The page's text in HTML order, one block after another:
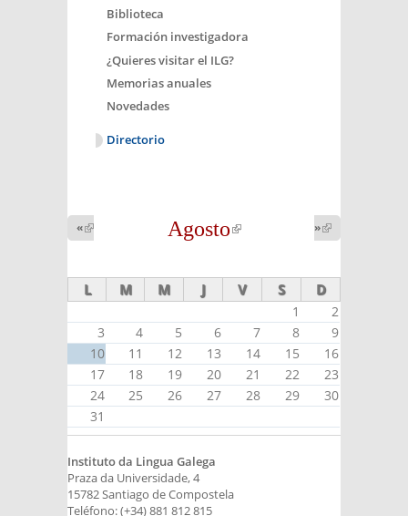
Biblioteca
Formación investigadora
¿Quieres visitar el ILG?
Memorias anuales
Novedades
Directorio
Agosto
(link is
«
external)
»
external)
L M M J V S D
1
2
3
4 5 6 7 8
9
10
11 12 13 14 15
16
17
18 19 20 21 22
23
24
25 26 27 28 29
30
31
Instituto da Lingua Galega
Praza da Universidade, 4
15782 Santiago de Compostela
Teléfono: (+34) 881 812 815